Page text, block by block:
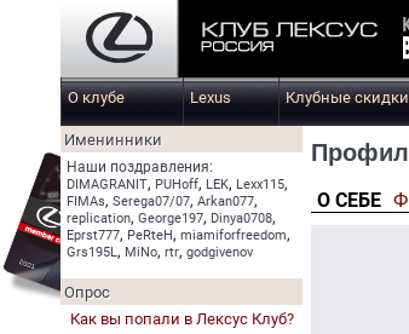
О клубе Lexus Клубные скидки
Именинники
Наши поздравления:
DIMAGRANIT, PUHoff, LEK, Lexx115,
FIMAs, Serega07/07, Arkan077,
replication, George197, Dinya0708,
Eprst777, PeRteH, miamiforfreedom,
Grs195L, MiNo, rtr, godgivenov
Опрос
Как вы попали в Лексус Клуб?
О СЕБЕ